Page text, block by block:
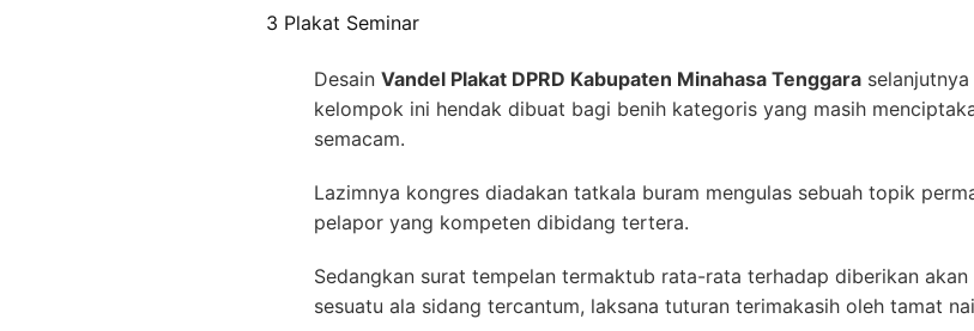
3 Plakat Seminar
Desain Vandel Plakat DPRD Kabupaten Minahasa Tenggara
kelompok ini hendak dibuat bagi benih kategoris yang masih
semacam.
Lazimnya kongres diadakan tatkala buram mengulas sebuah topik
pelapor yang kompeten dibidang tertera.
Sedangkan surat tempelan termaktub rata-rata terhadap diberikan
sesuatu ala sidang tercantum, laksana tuturan terimakasih oleh tamat